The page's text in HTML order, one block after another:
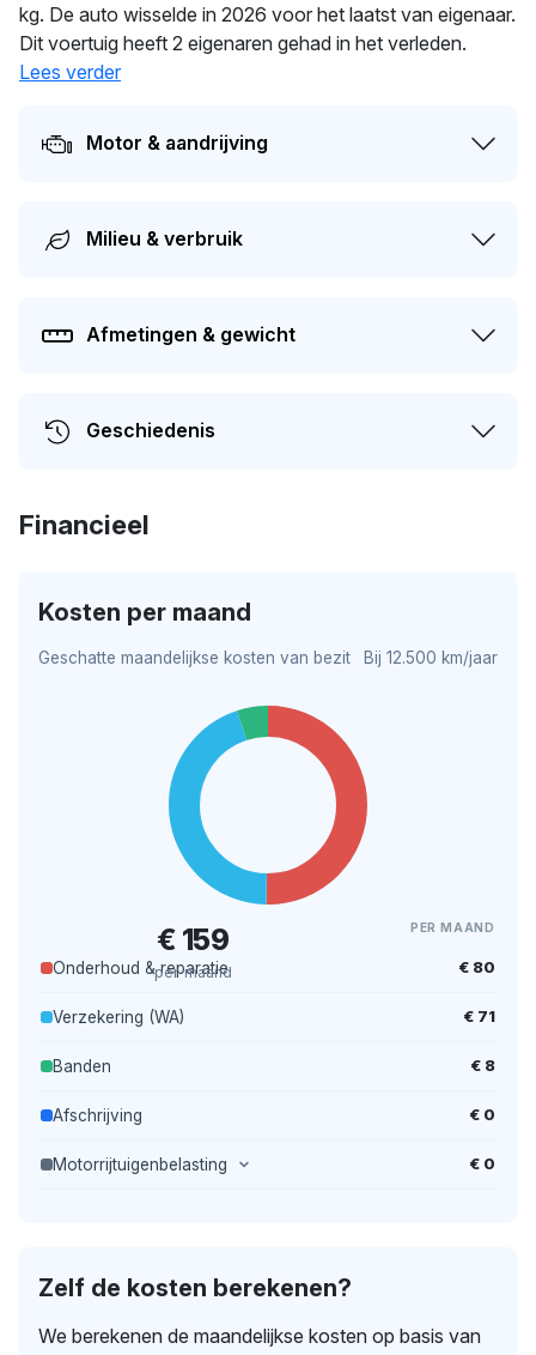
kg. De auto wisselde in 2026 voor het laatst van eigenaar.
Dit voertuig heeft 2 eigenaren gehad in het verleden.
Lees verder
Motor & aandrijving
Milieu & verbruik
Afmetingen & gewicht
Geschiedenis
Financieel
Kosten per maand
Geschatte maandelijkse kosten van bezit Bij 12.500 km/jaar
€ 159
per maand
PER MAAND
Onderhoud & reparatie € 80
Verzekering (WA) € 71
Banden € 8
Afschrijving € 0
Motorrijtuigenbelasting € 0
Zelf de kosten berekenen?
We berekenen de maandelijkse kosten op basis van